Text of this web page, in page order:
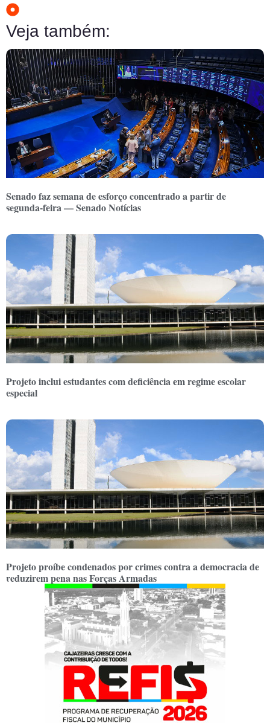
Veja também:
Senado faz semana de esforço concentrado a partir de
segunda-feira — Senado Notícias
Projeto inclui estudantes com deficiência em regime escolar
especial
Projeto proíbe condenados por crimes contra a democracia de
reduzirem pena nas Forças Armadas